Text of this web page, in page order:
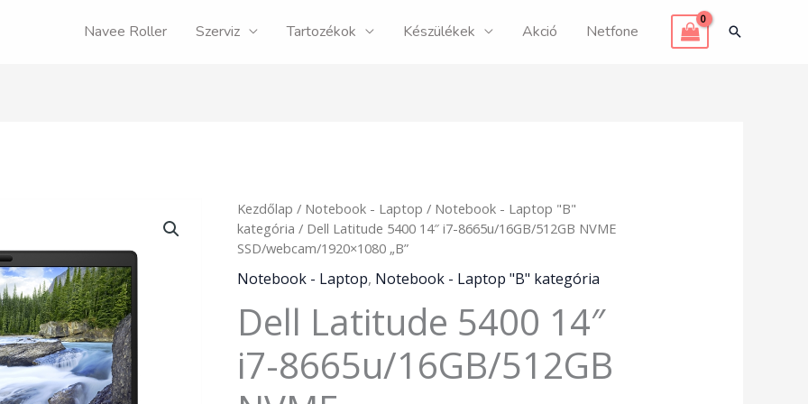
Navee Roller Szerviz Tartozékok Készülékek Akció Netfone Search
Kezdőlap / Notebook - Laptop / Notebook - Laptop "B"
kategória / Dell Latitude 5400 14″ i7-8665u/16GB/512GB NVME
SSD/webcam/1920×1080 „B”
Notebook - Laptop, Notebook - Laptop "B" kategória
Dell Latitude 5400 14″
i7-8665u/16GB/512GB
Dell
Latitude
5400
i7-
8665u/16GB/512GB
NVME
"B"